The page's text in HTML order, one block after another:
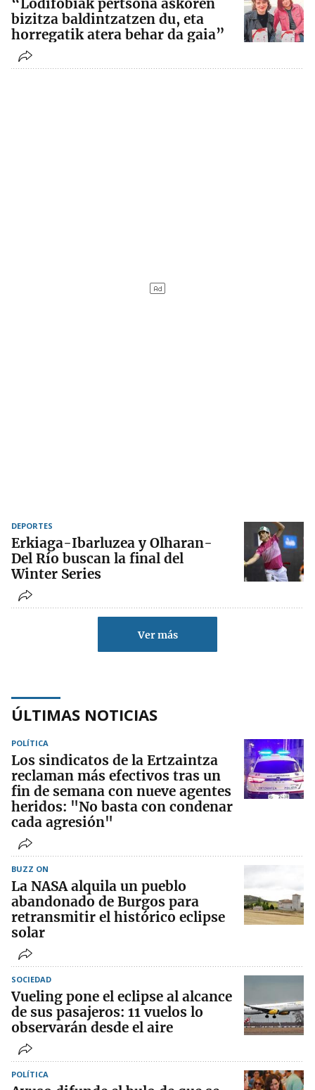
“Lodifobiak pertsona askoren
bizitza baldintzatzen du, eta
horregatik atera behar da gaia”
DEPORTES
Erkiaga-Ibarluzea y Olharan-
Del Río buscan la final del
Winter Series
Ver más
ÚLTIMAS NOTICIAS
POLÍTICA
Los sindicatos de la Ertzaintza
reclaman más efectivos tras un
fin de semana con nueve agentes
heridos: "No basta con condenar
cada agresión"
BUZZ ON
La NASA alquila un pueblo
abandonado de Burgos para
retransmitir el histórico eclipse
solar
SOCIEDAD
Vueling pone el eclipse al alcance
de sus pasajeros: 11 vuelos lo
observarán desde el aire
POLÍTICA